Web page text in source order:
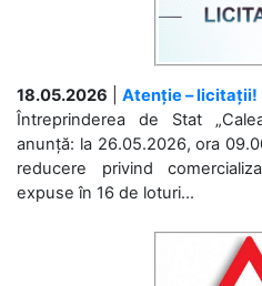
18.05.2026
Atenție – licitații!
Întreprinderea de Stat
anunță: la 26.05.2026, ora
reducere privind
expuse în 16 de loturi...